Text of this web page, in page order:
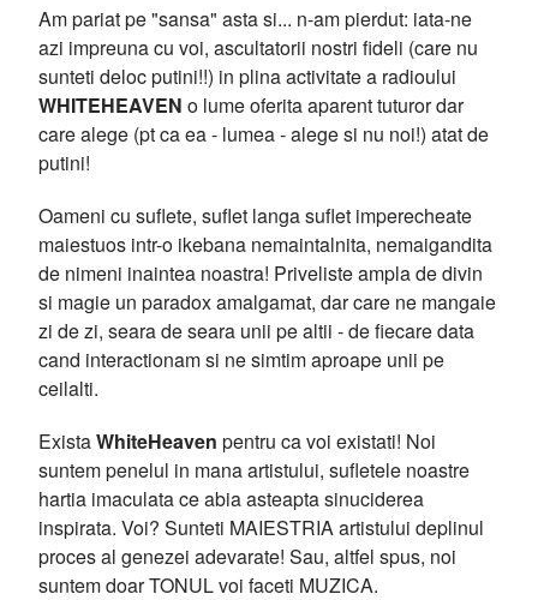
Am pariat pe "sansa" asta si... n-am pierdut: iata-ne
azi impreuna cu voi, ascultatorii nostri fideli (care nu
sunteti deloc putini!!) in plina activitate a radioului
WHITEHEAVEN o lume oferita aparent tuturor dar
care alege (pt ca ea - lumea - alege si nu noi!) atat de
putini!
Oameni cu suflete, suflet langa suflet imperecheate
maiestuos intr-o ikebana nemaintalnita, nemaigandita
de nimeni inaintea noastra! Priveliste ampla de divin
si magie un paradox amalgamat, dar care ne mangaie
zi de zi, seara de seara unii pe altii - de fiecare data
cand interactionam si ne simtim aproape unii pe
ceilalti.
ExistaWhiteHeaven pentru ca voi existati! Noi
suntem penelul in mana artistului, sufletele noastre
hartia imaculata ce abia asteapta sinuciderea
inspirata. Voi? Sunteti MAIESTRIA artistului deplinul
proces al genezei adevarate! Sau, altfel spus, noi
suntem doar TONUL voi faceti MUZICA.